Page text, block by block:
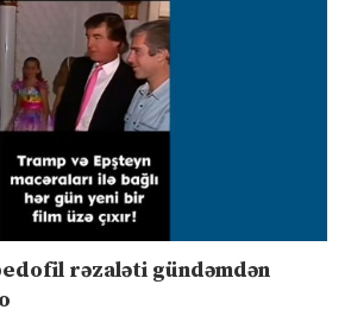
rəzaləti gündəmdən